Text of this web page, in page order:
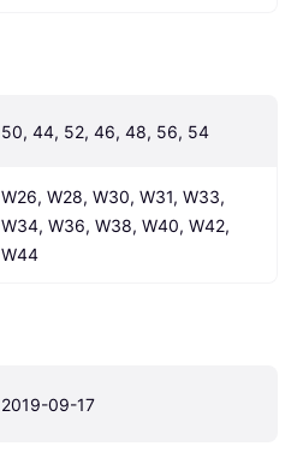
50, 44, 52, 46, 48, 56, 54
W26, W28, W30, W31, W33,
W34, W36, W38, W40, W42,
W44
2019-09-17